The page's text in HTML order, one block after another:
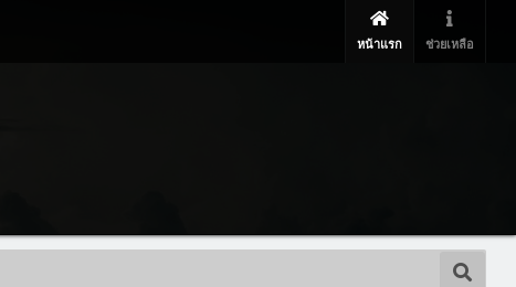
หน้าแรก ช่วยเหลือ